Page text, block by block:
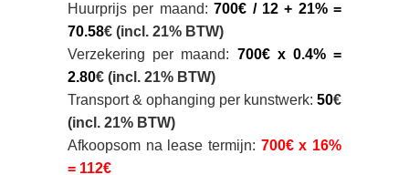
Huurprijs per maand:700€ / 12 + 21% =
70.58€ (incl. 21% BTW)
Verzekering per maand: 700€ x 0.4% =
2.80€ (incl. 21% BTW)
Transport & ophanging per kunstwerk: 50€
(incl. 21% BTW)
Afkoopsom na lease termijn: 700€ x 16%
= 112€